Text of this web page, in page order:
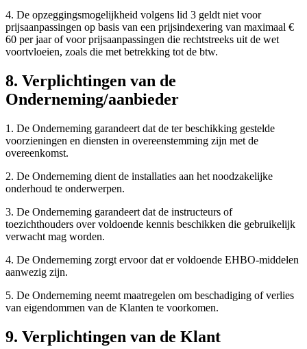
4. De opzeggingsmogelijkheid volgens lid 3 geldt niet voor
prijsaanpassingen op basis van een prijsindexering van maximaal €
60 per jaar of voor prijsaanpassingen die rechtstreeks uit de wet
voortvloeien, zoals die met betrekking tot de btw.
8. Verplichtingen van de
Onderneming/aanbieder
1. De Onderneming garandeert dat de ter beschikking gestelde
voorzieningen en diensten in overeenstemming zijn met de
overeenkomst.
2. De Onderneming dient de installaties aan het noodzakelijke
onderhoud te onderwerpen.
3. De Onderneming garandeert dat de instructeurs of
toezichthouders over voldoende kennis beschikken die gebruikelijk
verwacht mag worden.
4. De Onderneming zorgt ervoor dat er voldoende EHBO-middelen
aanwezig zijn.
5. De Onderneming neemt maatregelen om beschadiging of verlies
van eigendommen van de Klanten te voorkomen.
9. Verplichtingen van de Klant